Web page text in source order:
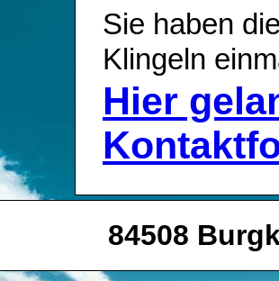
Sie haben
Klingeln
Hier
84508